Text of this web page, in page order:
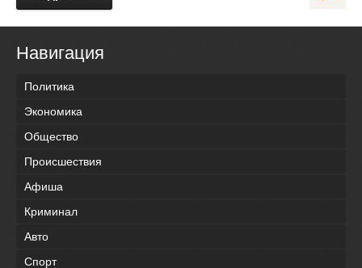
Навигация
Политика
Экономика
Общество
Происшествия
Афиша
Криминал
Авто
Спорт